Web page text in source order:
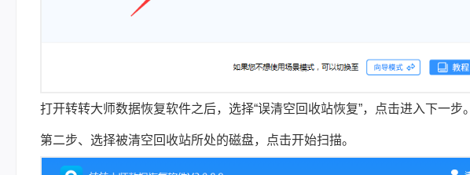
打开转转大师数据恢复软件之后，选择“误清空回收站恢复”，点击进入下一步。
第二步、选择被清空回收站所处的磁盘，点击开始扫描。